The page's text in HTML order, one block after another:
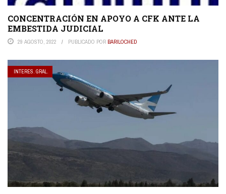
CONCENTRACIÓN EN APOYO A CFK ANTE LA
EMBESTIDA JUDICIAL
29 AGOSTO, 2022 PUBLICADO POR BARILOCHED
INTERES. GRAL.